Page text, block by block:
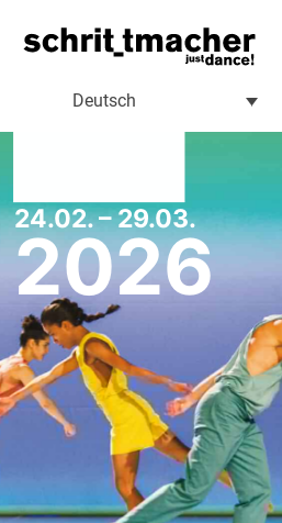
Deutsch
24.02. – 29.03.
2026